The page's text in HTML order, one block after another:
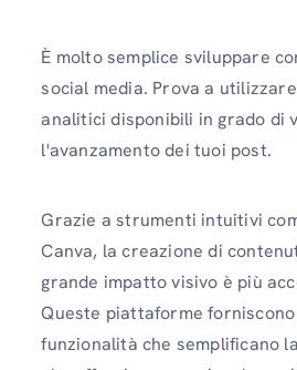
È molto semplice sviluppare
social media. Prova a
analitici disponibili in grado di
l'avanzamento dei tuoi post.
Grazie a strumenti intuitivi
Canva, la creazione di
grande impatto visivo è più
Queste piattaforme
funzionalità che semplificano